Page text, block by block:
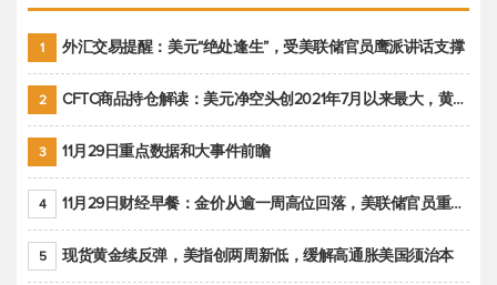
1 外汇交易提醒：美元“绝处逢生”，受美联储官员鹰派讲话支撑
2 CFTC商品持仓解读：美元净空头创2021年7月以来最大，黄金期货投机性净多头头寸减少
3 11月29日重点数据和大事件前瞻
4 11月29日财经早餐：金价从逾一周高位回落，美联储官员重申鹰派立场推动美元回升
5 现货黄金续反弹，美指创两周新低，缓解高通胀美国须治本